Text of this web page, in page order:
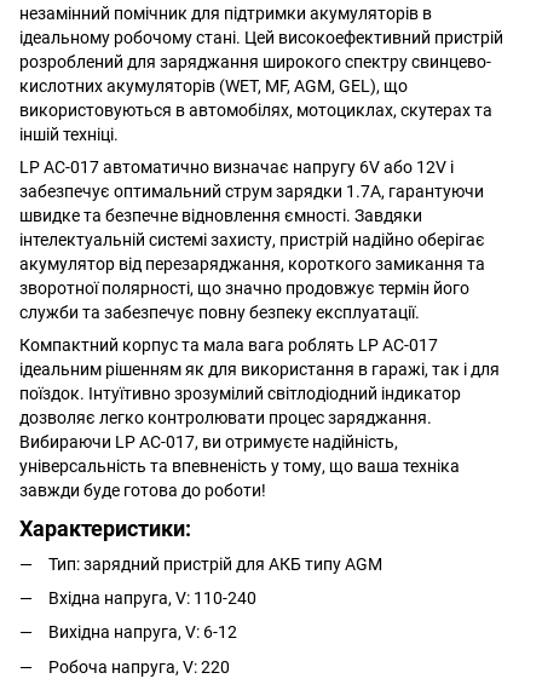
незамінний помічник для підтримки акумуляторів в
ідеальному робочому стані. Цей високоефективний пристрій
розроблений для заряджання широкого спектру свинцево-
кислотних акумуляторів (WET, MF, AGM, GEL), що
використовуються в автомобілях, мотоциклах, скутерах та
іншій техніці.
LP AC-017 автоматично визначає напругу 6V або 12V і
забезпечує оптимальний струм зарядки 1.7A, гарантуючи
швидке та безпечне відновлення ємності. Завдяки
інтелектуальній системі захисту, пристрій надійно оберігає
акумулятор від перезаряджання, короткого замикання та
зворотної полярності, що значно продовжує термін його
служби та забезпечує повну безпеку експлуатації.
Компактний корпус та мала вага роблять LP AC-017
ідеальним рішенням як для використання в гаражі, так і для
поїздок. Інтуїтивно зрозумілий світлодіодний індикатор
дозволяє легко контролювати процес заряджання.
Вибираючи LP AC-017, ви отримуєте надійність,
універсальність та впевненість у тому, що ваша техніка
завжди буде готова до роботи!
Характеристики:
Тип: зарядний пристрій для АКБ типу AGM
Вхідна напруга, V: 110-240
Вихідна напруга, V: 6-12
Робоча напруга, V: 220